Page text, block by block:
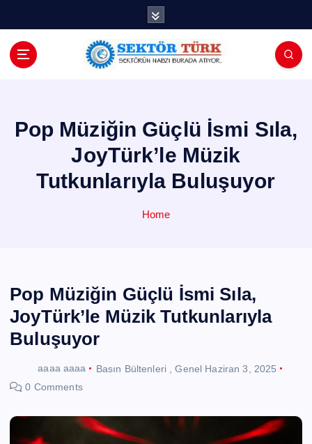
Pop Müziğin Güçlü İsmi Sıla,
JoyTürk’le Müzik
Tutkunlarıyla Buluşuyor
Home
Pop Müziğin Güçlü İsmi Sıla,
JoyTürk’le Müzik Tutkunlarıyla
Buluşuyor
aaaa aaaa Basın Bültenleri,Genel Haziran 3, 2025
0 Comments